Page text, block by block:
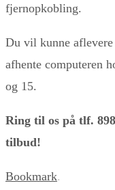
fjernopkobling.
Du vil kunne
afhente computeren
og 15.
Ring til os på tlf.
tilbud!
Bookmark.